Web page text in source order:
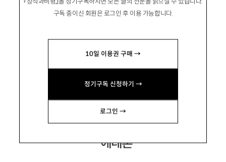
구독 중이신 회원은 로그인 후 이용 가능합니다.
10일 이용권 구매 →
정기구독 신청하기 →
로그인 →
등단.
름하라』 『고래가 되는 꿈』 『밤이 계속될 거야』 등
poetman77@hanmail.net
에레혼